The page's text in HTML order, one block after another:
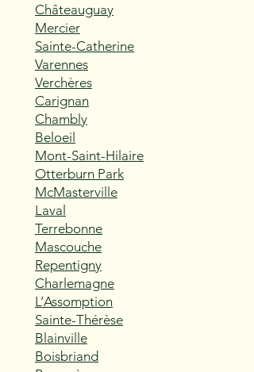
Châteauguay
Mercier
Sainte-Catherine
Varennes
Verchères
Carignan
Chambly
Beloeil
Mont-Saint-Hilaire
Otterburn Park
McMasterville
Laval
Terrebonne
Mascouche
Repentigny
Charlemagne
L’Assomption
Sainte-Thérèse
Blainville
Boisbriand